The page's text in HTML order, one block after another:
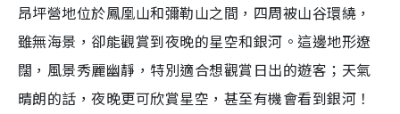
昂坪營地位於鳳凰山和彌勒山之間，四周被山谷環繞，
雖無海景，卻能觀賞到夜晚的星空和銀河。這邊地形遼
闊，風景秀麗幽靜，特別適合想觀賞日出的遊客；天氣
晴朗的話，夜晚更可欣賞星空，甚至有機會看到銀河！